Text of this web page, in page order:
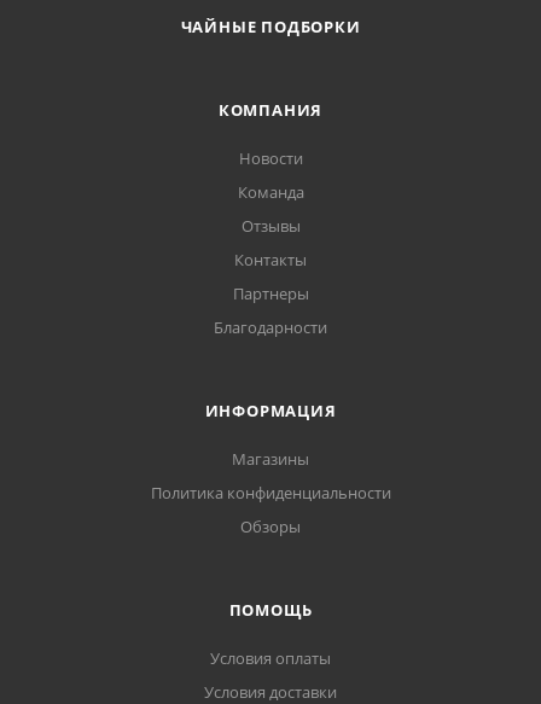
ЧАЙНЫЕ ПОДБОРКИ
КОМПАНИЯ
Новости
Команда
Отзывы
Контакты
Партнеры
Благодарности
ИНФОРМАЦИЯ
Магазины
Политика конфиденциальности
Обзоры
ПОМОЩЬ
Условия оплаты
Условия доставки